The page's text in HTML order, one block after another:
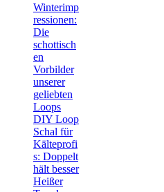
Winterimp
ressionen:
Die
schottisch
en
Vorbilder
unserer
geliebten
Loops
DIY Loop
Schal für
Kälteprofi
s: Doppelt
hält besser
Heißer